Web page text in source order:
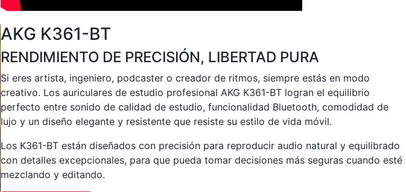
AKG K361-BT
RENDIMIENTO DE PRECISIÓN, LIBERTAD PURA
Si eres artista, ingeniero, podcaster o creador de ritmos, siempre estás en modo
creativo. Los auriculares de estudio profesional AKG K361-BT logran el equilibrio
perfecto entre sonido de calidad de estudio, funcionalidad Bluetooth, comodidad de
lujo y un diseño elegante y resistente que resiste su estilo de vida móvil.
Los K361-BT están diseñados con precisión para reproducir audio natural y equilibrado
con detalles excepcionales, para que pueda tomar decisiones más seguras cuando esté
mezclando y editando.